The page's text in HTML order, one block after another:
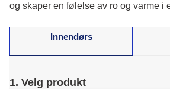
og skaper en følelse av ro og varme i
Innendørs
1. Velg produkt